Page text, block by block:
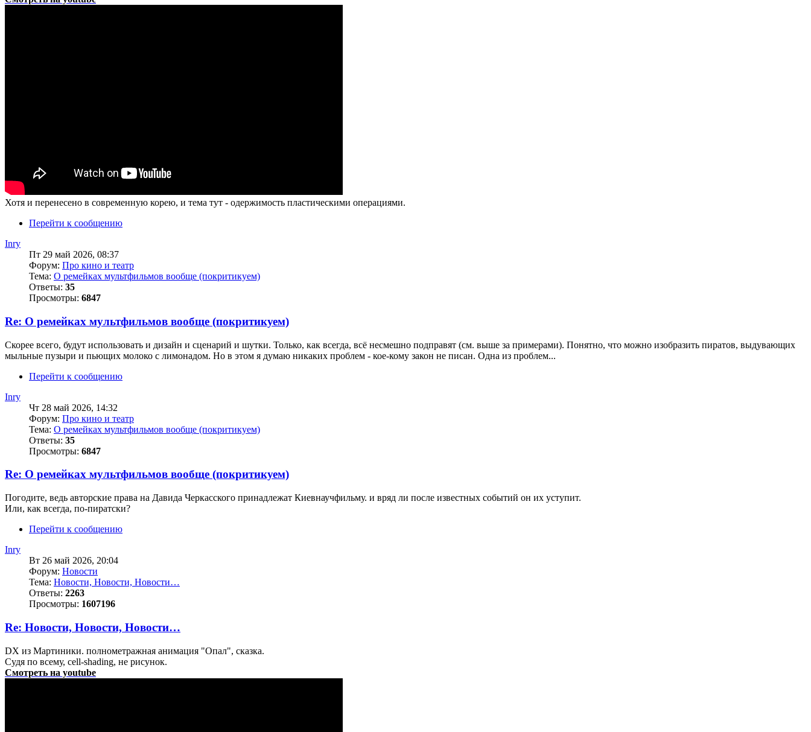
Хотя и перенесено в современную корею, и тема тут - одержимость пластическими операциями.
Перейти к сообщению
Inry
Пт 29 май 2026, 08:37
Форум: Про кино и театр
Тема: О ремейках мультфильмов вообще (покритикуем)
Ответы: 35
Просмотры: 6847
Re: О ремейках мультфильмов вообще (покритикуем)
Скорее всего, будут использовать и дизайн и сценарий и шутки. Только, как всегда, всё несмешно подправят (см. выше за примерами). Понятно, что можно изобразить пиратов, выдувающих
мыльные пузыри и пьющих молоко с лимонадом. Но в этом я думаю никаких проблем - кое-кому закон не писан. Одна из проблем...
Перейти к сообщению
Inry
Чт 28 май 2026, 14:32
Форум: Про кино и театр
Тема: О ремейках мультфильмов вообще (покритикуем)
Ответы: 35
Просмотры: 6847
Re: О ремейках мультфильмов вообще (покритикуем)
Погодите, ведь авторские права на Давида Черкасского принадлежат Киевнаучфильму. и вряд ли после известных событий он их уступит.
Или, как всегда, по-пиратски?
Перейти к сообщению
Inry
Вт 26 май 2026, 20:04
Форум: Новости
Тема: Новости, Новости, Новости…
Ответы: 2263
Просмотры: 1607196
Re: Новости, Новости, Новости…
DX из Мартиники. полнометражная анимация "Опал", сказка.
Судя по всему, cell-shading, не рисунок.
Смотреть на youtube